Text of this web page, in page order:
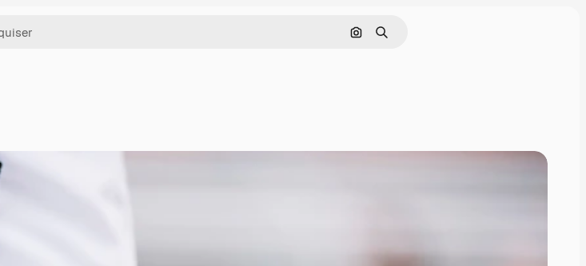
Pesquisar por imagem
Buscar